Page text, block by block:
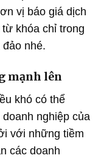
vị báo giá dịch
khóa chỉ trong
nhé.
mạnh lên
khó có thể
nghiệp của
với những tiềm
các doanh